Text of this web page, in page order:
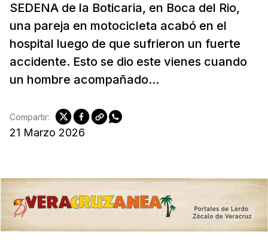
SEDENA de la Boticaria, en Boca del Rio,
una pareja en motocicleta acabó en el
hospital luego de que sufrieron un fuerte
accidente. Esto se dio este vienes cuando
un hombre acompañado...
21 Marzo 2026
Compartir: